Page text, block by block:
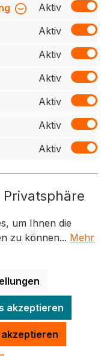
unsere sportliche
Material mit
Ärmeln für e…
Kontakt
zzgl.
wenn
Aktiv
Aktiv
Aktiv
Aktiv
Aktiv
Aktiv
Aktiv
um Ihnen die
zu können... Mehr
akzeptieren